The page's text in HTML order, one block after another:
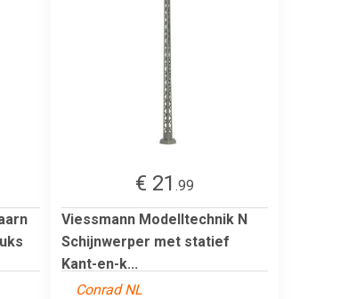
€ 21 .99
Viessmann Modelltechnik N
Schijnwerper met statief
Kant-en-k...
Conrad NL